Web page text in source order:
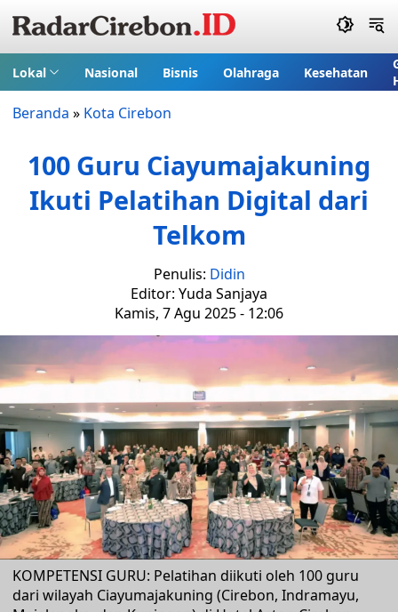
Lokal Nasional Bisnis Olahraga Kesehatan
Beranda » Kota Cirebon
100 Guru Ciayumajakuning
Ikuti Pelatihan Digital dari
Telkom
Penulis: Didin
Editor: Yuda Sanjaya
Kamis, 7 Agu 2025 - 12:06
KOMPETENSI GURU: Pelatihan diikuti oleh 100 guru
dari wilayah Ciayumajakuning (Cirebon, Indramayu,